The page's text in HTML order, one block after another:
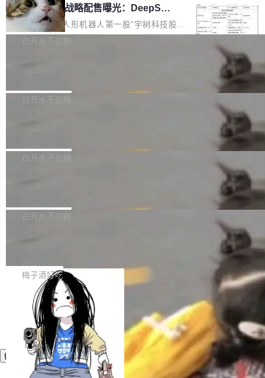
器 Prime Agent 的架构和市面上大多数 coding
agent 有本质区别。大多数 agent harness 的设
计是基于早期模型的能力—...
但它可能是主流开源项目中关于 AI 辅助贡献最
细致的一份规则。 政策的核心只有一句话：LLM
可以用来分析、提炼、审阅、建议，但不能用来
不得生成涉及安全性的关键变更，除非作者本身
宇树科技 IPO 战略配售曝光：DeepSe
ek 获配 93.3 万股，锁定 36 个月
8月6日晚间，“人形机器人第一股”宇树科技股份
有限公司披露IPO发行价格及战略配售结果，杭
36个月。 公告显示，本次宇树科技战略配售对
员工参与设立的专项资产管理计划。其中，Dee
获配9...
白开水不加糖
Bug fixes and enhancements 修复多次传递同
一个回归问题，该问题导致拉取镜像时会拒绝包
题，该问题可能导致在旧版 Linux 内核...
白开水不加糖
e 孵化器项目管理委员会（IPMC）投票中获得
P）！这一里程碑不仅标志着 Fluss 迈入新的发
白开水不加糖
长期停止内容更新，未能实现其作为“AI版维基百
提交的编辑请求也长期处于待处理状态。 Groki
pedia 于去年底上线，定位为由人工智能生成内
容的百科平台，被马斯克视为传统众包百科网站
维基百科的替代方案。Lawfare 调查发现，无论
热门页面还是低关注度页面，均未出现近期更
新，相关问题并非局限于特定领域，而是在不同
主题和访问量页面中普遍存在。 调查人员最初认
为，Grokipedia可能只是限...
白开水不加糖
是这样的：配 MessageSource 的 Bean、写 R
eloadableResourceBundleMessageSource、
声明 LocaleResolver、注册 LocaleChangeInt
erceptor…五六步之后才能看到第一行翻译文
本。 Solon 换了个方式。整个 i18n 模块围绕三
个解析器、一个注解、一个工具类展开——没有
XML、没有拦截器注册、没有样板配置。 资源
文件的约定 把文件放到 resources/i18n/ 下： r
梅子酒好吃